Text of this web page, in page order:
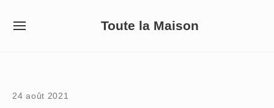
Toute la Maison
SITE
24 août 2021